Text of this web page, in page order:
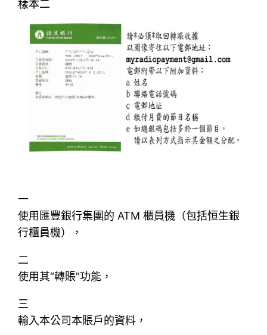
樣本二
一
使用匯豐銀行集團的 ATM 櫃員機（包括恒生銀
行櫃員機），
二
使用其“轉賬”功能，
三
輸入本公司本賬戶的資料，